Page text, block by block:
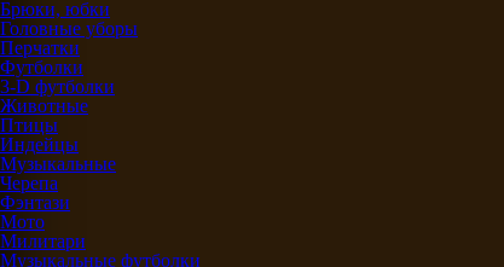
Брюки, юбки
Головные уборы
Перчатки
Футболки
3-D футболки
Животные
Птицы
Индейцы
Музыкальные
Черепа
Фэнтази
Мото
Милитари
Музыкальные футболки